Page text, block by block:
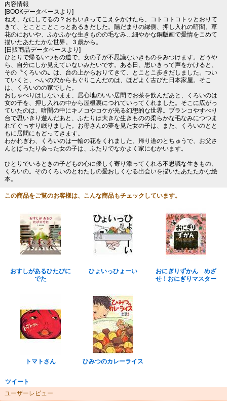
内容情報
[BOOKデータベースより]
ねえ、なにしてるの？おもいきってこえをかけたら、コトコトコトッとおりて
きて、とことことこっとあるきだした。陽だまりの縁側、押し入れの暗闇、草
花のにおいや、ふかふかな生きものの毛なみ…細やかな銅版画で愛情をこめて
描いたあたたかな世界。３歳から。
[日販商品データベースより]
ひとりで帰るいつもの道で、女の子が不思議ないきものをみつけます。どうや
ら、自分にしか見えていないみたいです。ある日、思いきって声をかけると、
その〝くろいの〟は、台の上からおりてきて、とことこ歩きだしました。つい
ていくと、へいの穴からもぐりこんだのは、ほどよく古びた日本家屋。そこ
は、くろいのの家でした。
おしゃべりはしないまま、居心地のいい居間でお茶を飲んだあと、くろいのは
女の子を、押し入れの中から屋根裏につれていってくれました。そこに広がっ
ていたのは、暗闇の中にキノコやコケが光る幻想的な世界。ブランコやすべり
台で思いきり遊んだあと、ふたりは大きな生きものの柔らかな毛なみにつつま
れてぐっすり眠りました。お母さんの夢を見た女の子は、また、くろいのとと
もに居間にもどってきます。
わかれぎわ、くろいのは一輪の花をくれました。帰り道のとちゅうで、お父さ
んとばったり会った女の子は、ふたりでなかよく家にむかいます。
ひとりでいるときの子どもの心に優しく寄り添ってくれる不思議な生きもの、
くろいの。そのくろいのとわたしの愛おしくなる出会いを描いたあたたかな絵
本。
この商品をご覧のお客様は、こんな商品もチェックしています。
おすしがあるひたびに
でた
ひょいっひょーい
おにぎりずかん めざ
せ！おにぎりマスター
トマトさん ひみつのカレーライス
ツイート
ユーザーレビュー